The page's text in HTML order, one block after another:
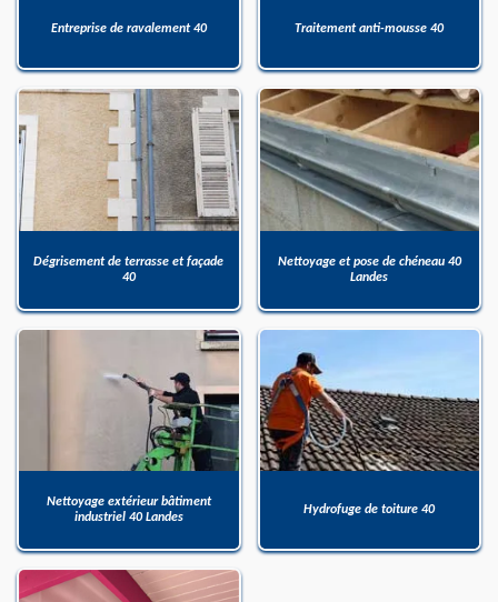
Entreprise de ravalement 40 Traitement anti-mousse 40
Dégrisement de terrasse et façade
40
Nettoyage et pose de chéneau 40
Landes
Nettoyage extérieur bâtiment
industriel 40 Landes
Hydrofuge de toiture 40